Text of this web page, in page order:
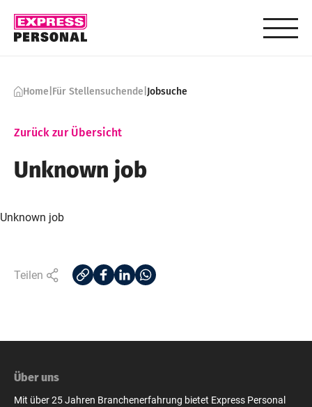
Home|Für Stellensuchende|Jobsuche
Zurück zur Übersicht
Unknown job
Unknown job
Teilen
Über uns
Mit über 25 Jahren Branchenerfahrung bietet Express Personal